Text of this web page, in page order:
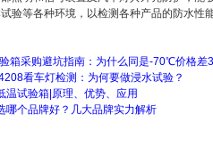
验等各种环境，以检测各种产品的防水性能
箱采购避坑指南：为什么同是-70℃价格差
看车灯检测：为何要做浸水试验？
温试验箱|原理、优势、应用
哪个品牌好？几大品牌实力解析